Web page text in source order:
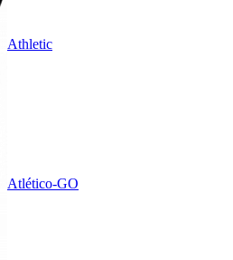
Athletic
Atlético-GO